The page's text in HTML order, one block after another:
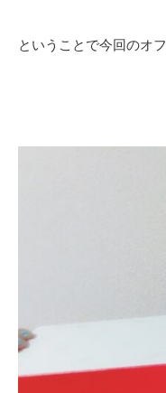
ということで今回のオ